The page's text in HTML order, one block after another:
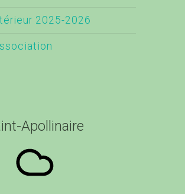
2025-2026
Apollinaire